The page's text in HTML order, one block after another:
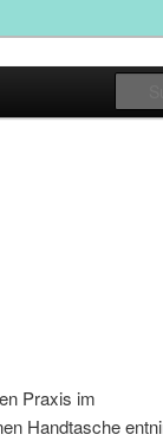
Praxis im
Handtasche